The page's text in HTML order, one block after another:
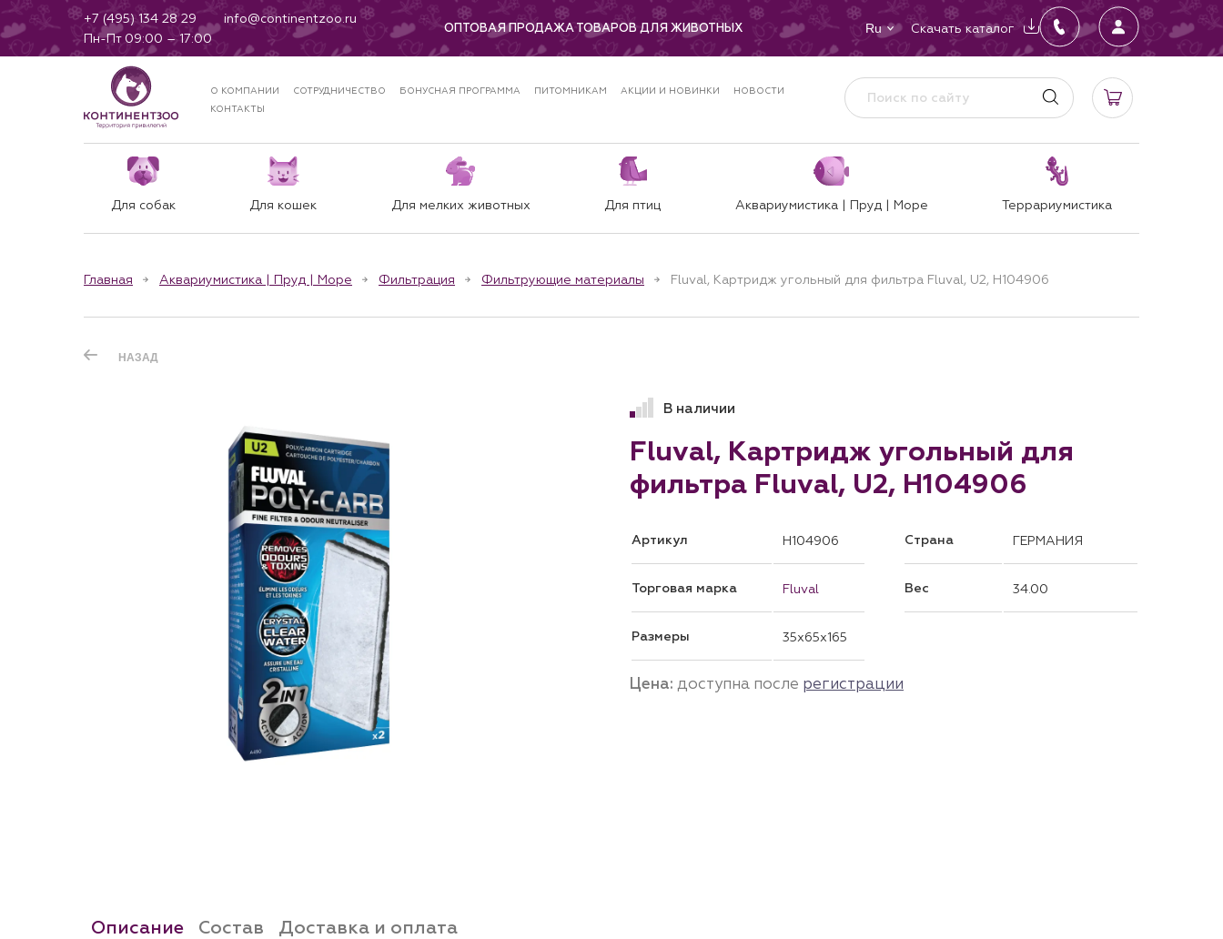
+7 (495) 134 28 29
info@continentzoo.ru
Пн-Пт 09:00 – 17:00
ОПТОВАЯ ПРОДАЖА ТОВАРОВ ДЛЯ ЖИВОТНЫХ Ru Скачать каталог
О КОМПАНИИ СОТРУДНИЧЕСТВО БОНУСНАЯ ПРОГРАММА ПИТОМНИКАМ АКЦИИ И НОВИНКИ
НОВОСТИ
КОНТАКТЫ
Для собак Для кошек Для мелких животных Для птиц Аквариумистика | Пруд | Море Террариумистика
Главная Аквариумистика | Пруд | Море Фильтрация Фильтрующие материалы Fluval, Картридж угольный для фильтра Fluval, U2, H104906
НАЗАД
В наличии
Fluval, Картридж угольный для
фильтра Fluval, U2, H104906
Артикул H104906
Торговая марка Fluval
Размеры 35x65x165
Страна ГЕРМАНИЯ
Вес 34.00
Цена: доступна после регистрации
Описание Состав Доставка и оплата